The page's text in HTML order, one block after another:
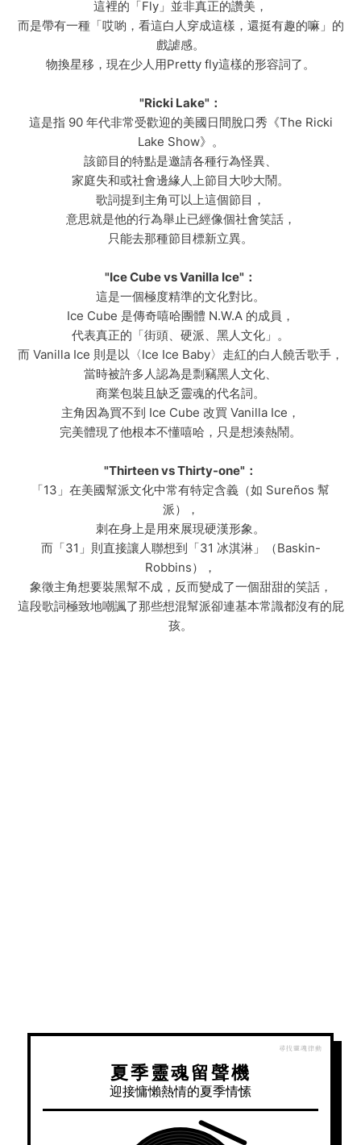
這裡的「Fly」並非真正的讚美，
而是帶有一種「哎喲，看這白人穿成這樣，還挺有趣的嘛」的
戲謔感。
物換星移，現在少人用Pretty fly這樣的形容詞了。
"Ricki Lake"：
這是指 90 年代非常受歡迎的美國日間脫口秀《The Ricki
Lake Show》。
該節目的特點是邀請各種行為怪異、
家庭失和或社會邊緣人上節目大吵大鬧。
歌詞提到主角可以上這個節目，
意思就是他的行為舉止已經像個社會笑話，
只能去那種節目標新立異。
"Ice Cube vs Vanilla Ice"：
這是一個極度精準的文化對比。
Ice Cube 是傳奇嘻哈團體 N.W.A 的成員，
代表真正的「街頭、硬派、黑人文化」。
而 Vanilla Ice 則是以〈Ice Ice Baby〉走紅的白人饒舌歌手，
當時被許多人認為是剽竊黑人文化、
商業包裝且缺乏靈魂的代名詞。
主角因為買不到 Ice Cube 改買 Vanilla Ice，
完美體現了他根本不懂嘻哈，只是想湊熱鬧。
"Thirteen vs Thirty-one"：
「13」在美國幫派文化中常有特定含義（如 Sureños 幫
派），
刺在身上是用來展現硬漢形象。
而「31」則直接讓人聯想到「31 冰淇淋」（Baskin-
Robbins），
象徵主角想要裝黑幫不成，反而變成了一個甜甜的笑話，
這段歌詞極致地嘲諷了那些想混幫派卻連基本常識都沒有的屁
孩。
夏季靈魂留聲機
迎接慵懶熱情的夏季情愫